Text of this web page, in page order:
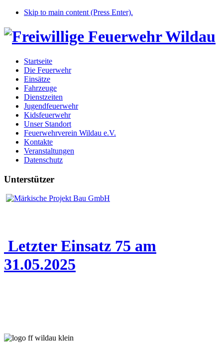
Skip to main content (Press Enter).
Startseite
Die Feuerwehr
Einsätze
Fahrzeuge
Dienstzeiten
Jugendfeuerwehr
Kidsfeuerwehr
Unser Standort
Feuerwehrverein Wildau e.V.
Kontakte
Veranstaltungen
Datenschutz
Unterstützer
Letzter Einsatz 75 am
31.05.2025